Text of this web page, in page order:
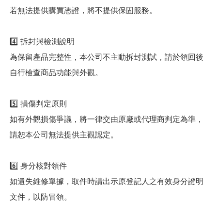
若無法提供購買憑證，將不提供保固服務。
4️⃣ 拆封與檢測說明
為保留產品完整性，本公司不主動拆封測試，請於領回後
自行檢查商品功能與外觀。
5️⃣ 損傷判定原則
如有外觀損傷爭議，將一律交由原廠或代理商判定為準，
請恕本公司無法提供主觀認定。
6️⃣ 身分核對領件
如遺失維修單據，取件時請出示原登記人之有效身分證明
文件，以防冒領。